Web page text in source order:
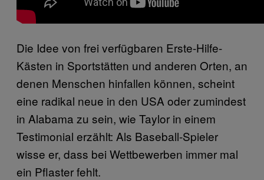
Die Idee von frei verfügbaren Erste-Hilfe-
Kästen in Sportstätten und anderen Orten, an
denen Menschen hinfallen können, scheint
eine radikal neue in den USA oder zumindest
in Alabama zu sein, wie Taylor in einem
Testimonial erzählt: Als Baseball-Spieler
wisse er, dass bei Wettbewerben immer mal
ein Pflaster fehlt.